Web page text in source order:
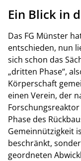
Ein Blick in
Das FG Münster
entschieden, nun
sich schon das
„dritten Phase“,
Körperschaft
einen Verein, der
Phase des
Gemeinnützigkeit
beschränkt,
geordneten